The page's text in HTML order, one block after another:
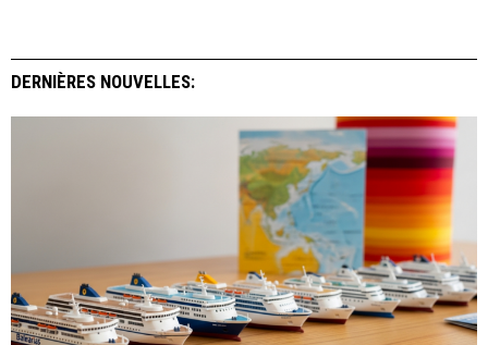
DERNIÈRES NOUVELLES: